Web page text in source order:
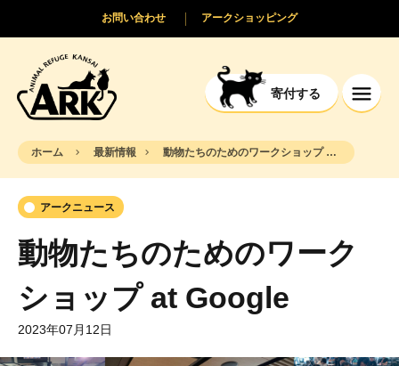
寄付する
アークショッピング
お問い合わせ
ホーム 最新情報 動物たちのためのワークショップ at Google
アークニュース
動物たちのためのワーク
ショップ at Google
2023年07月12日